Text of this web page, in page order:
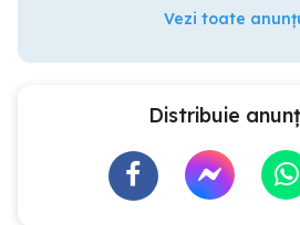
Vezi toate
Distribuie